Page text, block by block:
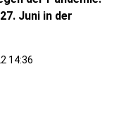
Juni in der
14:36